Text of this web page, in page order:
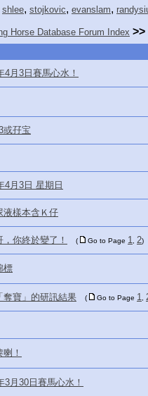
shlee, stojkovic, evanslam,
Horse Database Forum Index >>
4月3日賽馬心水！
或孖宝
4月3日 星期日
液樣本含Ｋ仔
，你終於變了！ ( Go to Page 1 2)
標
奪寶」的研訊結果 ( Go to Page 1
！
3月30日賽馬心水！